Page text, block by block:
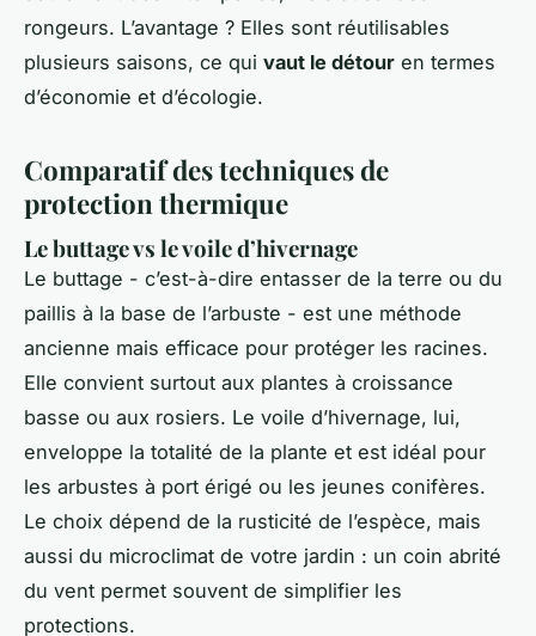
rongeurs. L’avantage ? Elles sont réutilisables
plusieurs saisons, ce qui vaut le détour en termes
d’économie et d’écologie.
Comparatif des techniques de
protection thermique
Le buttage vs le voile d’hivernage
Le buttage - c’est-à-dire entasser de la terre ou du
paillis à la base de l’arbuste - est une méthode
ancienne mais efficace pour protéger les racines.
Elle convient surtout aux plantes à croissance
basse ou aux rosiers. Le voile d’hivernage, lui,
enveloppe la totalité de la plante et est idéal pour
les arbustes à port érigé ou les jeunes conifères.
Le choix dépend de la rusticité de l’espèce, mais
aussi du microclimat de votre jardin : un coin abrité
du vent permet souvent de simplifier les
protections.